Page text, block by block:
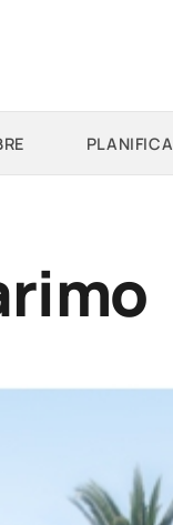
PLANIFICA